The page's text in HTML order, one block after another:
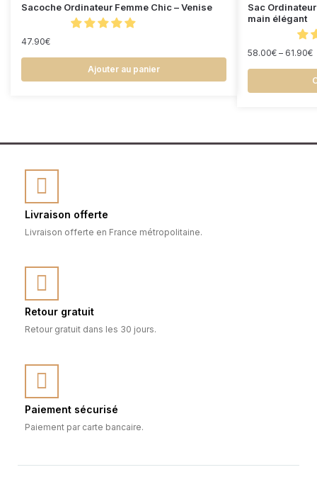
Sacoche Ordinateur Femme Chic – Venise
47.90€
Ajouter au panier
Sac
main élégant
58.00€ – 61.90€
Livraison offerte
Livraison offerte en France métropolitaine.
Retour gratuit
Retour gratuit dans les 30 jours.
Paiement sécurisé
Paiement par carte bancaire.